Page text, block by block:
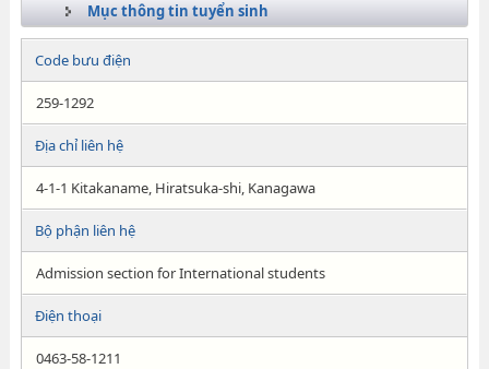
Mục thông tin tuyển sinh
Code bưu điện
259-1292
Địa chỉ liên hệ
4-1-1 Kitakaname, Hiratsuka-shi, Kanagawa
Bộ phận liên hệ
Admission section for International students
Điện thoại
0463-58-1211